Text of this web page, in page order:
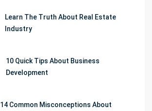
Learn The Truth About Real Estate
Industry
10 Quick Tips About Business
Development
14 Common Misconceptions About